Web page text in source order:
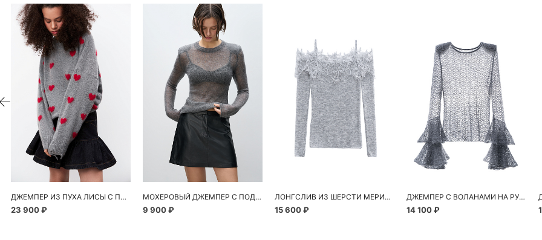
ДЖЕМПЕР ИЗ ПУХА ЛИСЫ С ПРИНТОМ В ВИДЕ СЕРДЕЧЕК
23 900 ₽
МОХЕРОВЫЙ ДЖЕМПЕР С ПОДПЛЕЧНИКАМИ
9 900 ₽
ЛОНГСЛИВ ИЗ ШЕРСТИ МЕРИНОСА С КРУЖЕВОМ
15 600 ₽
ДЖЕМПЕР С ВОЛАНАМИ НА РУКАВАХ
14 100 ₽